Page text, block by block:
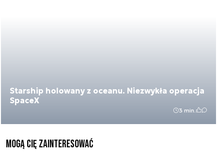
Starship holowany z oceanu. Niezwykła operacja
SpaceX
3 min.
Mogą Cię zainteresować